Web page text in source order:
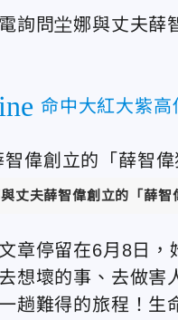
詢問坣娜與丈夫
命中大紅大紫高
丈夫薛智偉創立的「薛智
章停留在6月 8日，
想壞的事、去做
趟難得的旅程！